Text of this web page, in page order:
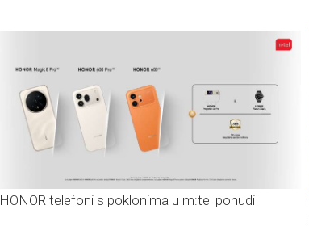
HONOR telefoni s poklonima u m:tel ponudi